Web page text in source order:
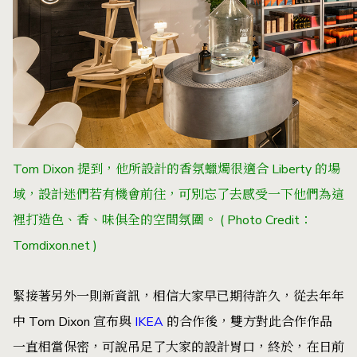
Tom Dixon 提到，他所設計的香氛蠟燭很適合 Liberty 的場
域，設計迷們若有機會前往，可別忘了去感受一下他們為這
裡打造色、香、味俱全的空間氛圍。 ( Photo Credit：
Tomdixon.net )
緊接著另外一則新資訊，相信大家早已期待許久，從去年年
中 Tom Dixon 宣布與 IKEA 的合作後，雙方對此合作作品
一直相當保密，可說吊足了大家的設計胃口，終於，在日前